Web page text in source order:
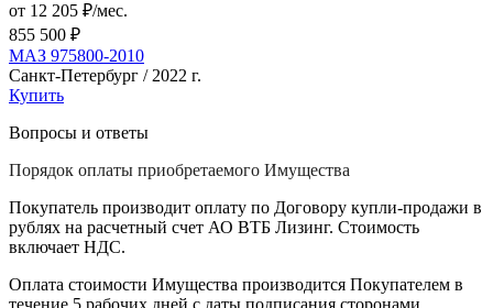
от 12 205 ₽/мес.
855 500 ₽
МАЗ 975800-2010
Санкт-Петербург / 2022 г.
Купить
Вопросы и ответы
Порядок оплаты приобретаемого Имущества
Покупатель производит оплату по Договору купли-продажи в
рублях на расчетный счет АО ВТБ Лизинг. Стоимость
включает НДС.
Оплата стоимости Имущества производится Покупателем в